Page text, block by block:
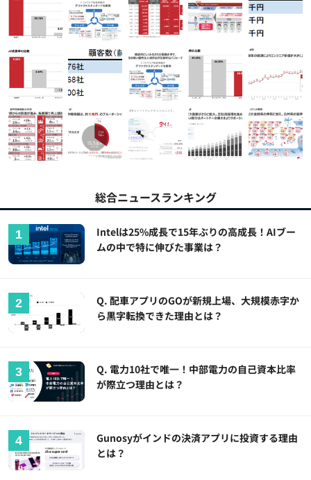
総合ニュースランキング
Intelは25%成長で15年ぶりの高成長！AIブー
ムの中で特に伸びた事業は？
Q. 配車アプリのGOが新規上場、大規模赤字か
ら黒字転換できた理由とは？
Q. 電力10社で唯一！中部電力の自己資本比率
が際立つ理由とは？
Gunosyがインドの決済アプリに投資する理由
とは？